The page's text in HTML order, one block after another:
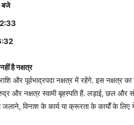
बजे
है नक्षत्र
और पूर्वभाद्रपदा नक्षत्र में रहेंगे. इस नक्षत्र
और नक्षत्र स्वामी बृहस्पति हैं. लड़ाई, छल और
विनाश के कार्य या क्रूरता के कार्यों के लिए